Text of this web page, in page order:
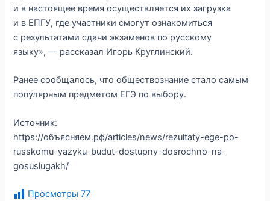
и в настоящее время осуществляется их загрузка
и в ЕПГУ, где участники смогут ознакомиться
с результатами сдачи экзаменов по русскому
языку», — рассказал Игорь Круглинский.
Ранее сообщалось, что обществознание стало самым
популярным предметом ЕГЭ по выбору.
Источник:
https://объясняем.рф/articles/news/rezultaty-ege-po-
russkomu-yazyku-budut-dostupny-dosrochno-na-
gosuslugakh/
Просмотры 77